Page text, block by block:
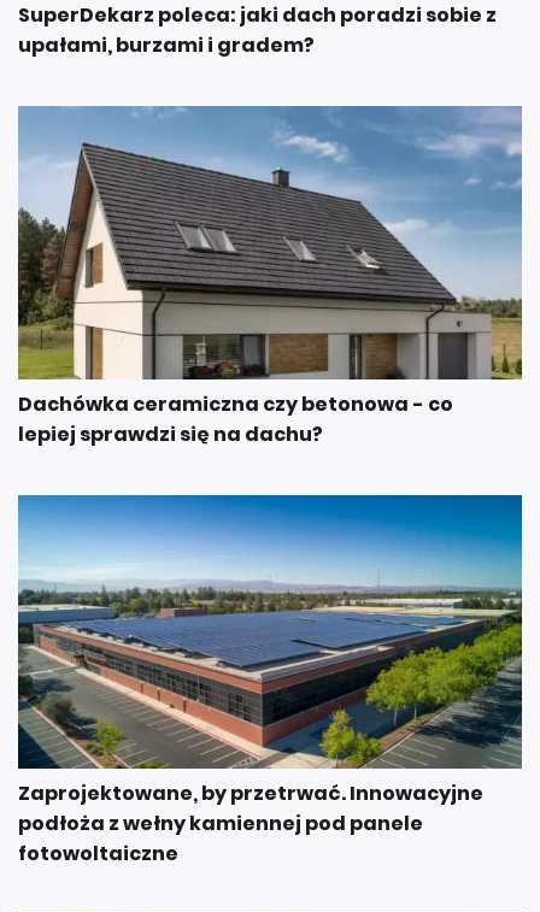
SuperDekarz poleca: jaki dach poradzi sobie z
upałami, burzami i gradem?
Dachówka ceramiczna czy betonowa - co
lepiej sprawdzi się na dachu?
Zaprojektowane, by przetrwać. Innowacyjne
podłoża z wełny kamiennej pod panele
fotowoltaiczne